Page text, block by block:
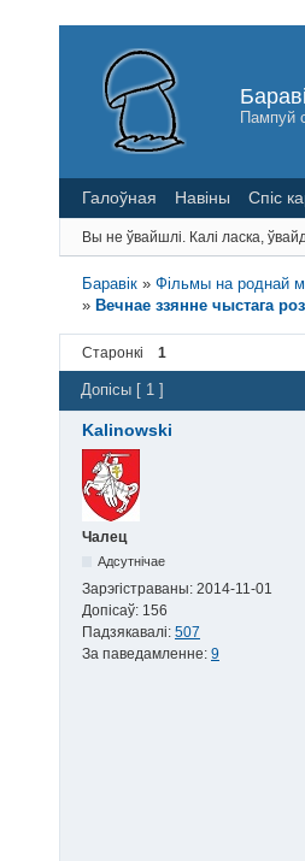
Пампуй
Галоўная Навіны Спіс
Вы не ўвайшлі. Калі ласка,
Баравік »Фільмы на роднай
» Вечнае ззянне чыстага
Старонкі 1
Допісы [ 1 ]
Kalinowski
Чалец
Адсутнічае
Зарэгістраваны: 2014-11-01
Допісаў: 156
Падзякавалі: 507
За паведамленне: 9